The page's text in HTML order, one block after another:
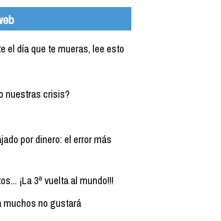
el día que te mueras, lee esto
nuestras crisis?
por dinero: el error más
¡La 3ª vuelta al mundo!!!
muchos no gustará